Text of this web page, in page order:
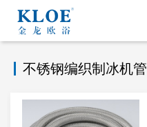
不锈钢编织制冰机管